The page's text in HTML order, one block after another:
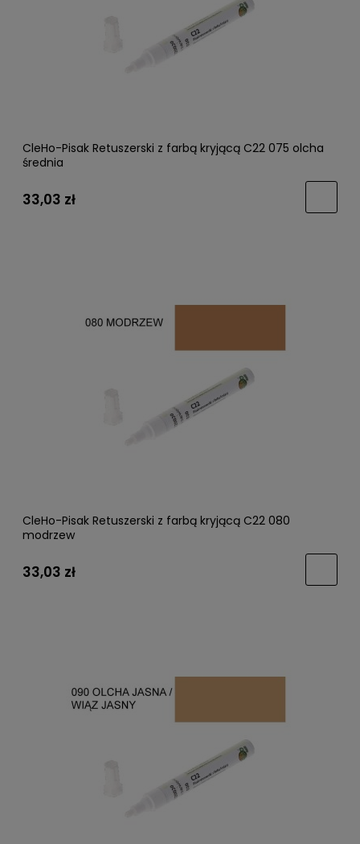
CleHo-Pisak Retuszerski z farbą kryjącą C22 075 olcha
średnia
33,03 zł
CleHo-Pisak Retuszerski z farbą kryjącą C22 080
modrzew
33,03 zł